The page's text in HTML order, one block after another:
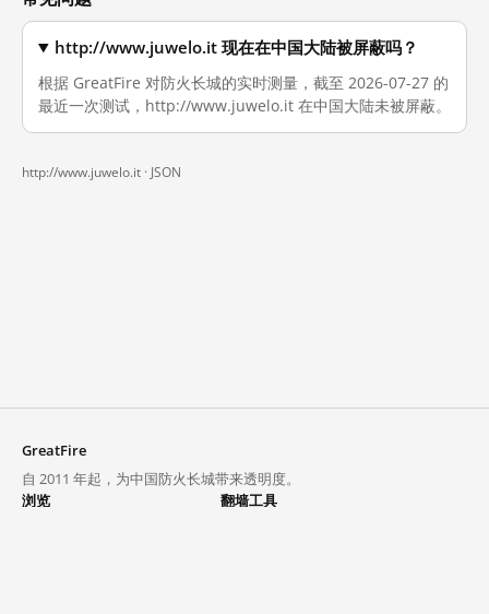
http://www.juwelo.it 现在在中国大陆被屏蔽吗？
根据 GreatFire 对防火长城的实时测量，截至 2026-07-27 的
最近一次测试，http://www.juwelo.it 在中国大陆未被屏蔽。
http://www.juwelo.it · JSON
GreatFire
自 2011 年起，为中国防火长城带来透明度。
浏览
翻墙工具